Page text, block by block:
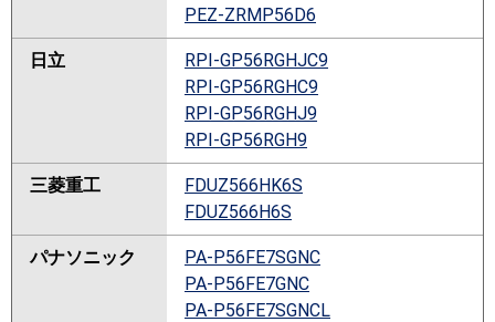
PEZ-ZRMP56D6
日立
RPI-GP56RGHJC9
RPI-GP56RGHC9
RPI-GP56RGHJ9
RPI-GP56RGH9
三菱重工
FDUZ566HK6S
FDUZ566H6S
パナソニック
PA-P56FE7SGNC
PA-P56FE7GNC
PA-P56FE7SGNCL